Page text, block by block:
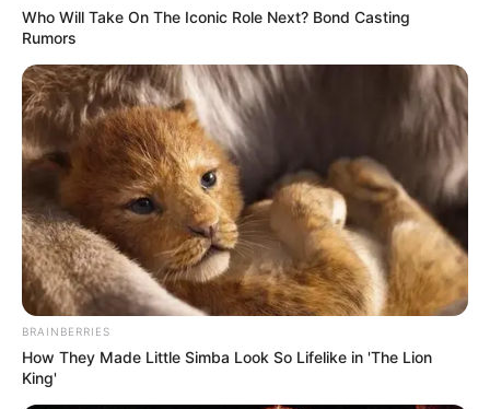
Who Will Take On The Iconic Role Next? Bond Casting
Rumors
BRAINBERRIES
How They Made Little Simba Look So Lifelike in 'The Lion
King'